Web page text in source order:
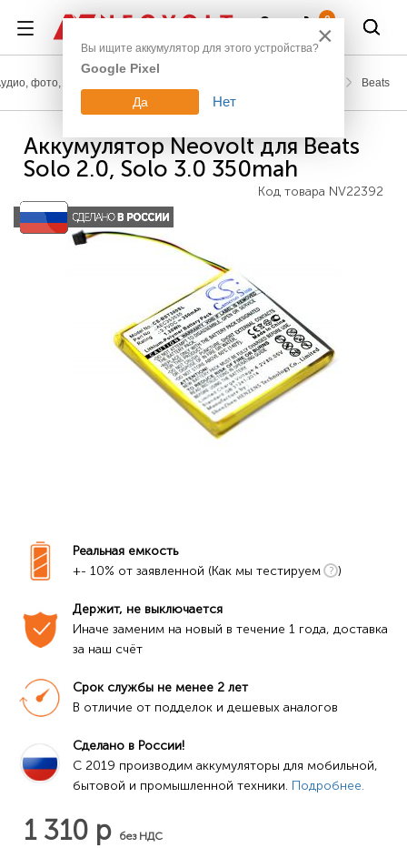
0
фото, видео Beats
Аккумулятор Neovolt для Beats
Solo 2.0, Solo 3.0 350mah
Код товара NV22392
Реальная емкость
+- 10% от заявленной (Как мы тестируем
)
Держит, не выключается
Иначе заменим на новый в течение 1 года, доставка
за наш счёт
Срок службы не менее 2 лет
В отличие от подделок и дешевых аналогов
Сделано в России!
C 2019 производим аккумуляторы для мобильной,
бытовой и промышленной техники. Подробнее.
1 310 р без НДС
×
Вы ищите аккумулятор для этого устройства?
Google Pixel
Да Нет